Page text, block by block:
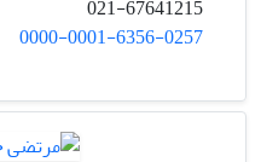
0000-0001-6356-0257